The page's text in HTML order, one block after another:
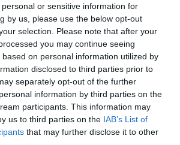
or sensitive information for
by us, please use the below opt-out
selection. Please note that after your
you may continue seeing
on personal information utilized by
disclosed to third parties prior to
separately opt-out of the further
information by third parties on the
participants. This information may
us to third parties on the IAB’s List of
that may further disclose it to other
269